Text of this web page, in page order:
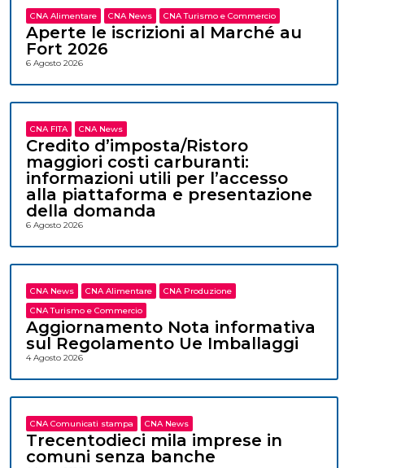
CNA Alimentare CNA News CNA Turismo e Commercio
Aperte le iscrizioni al Marché au
Fort 2026
6 Agosto 2026
CNA FITA CNA News
Credito d’imposta/Ristoro
maggiori costi carburanti:
informazioni utili per l’accesso
alla piattaforma e presentazione
della domanda
6 Agosto 2026
CNA News CNA Alimentare
CNA Produzione
CNA Turismo e Commercio
Aggiornamento Nota informativa
sul Regolamento Ue Imballaggi
4 Agosto 2026
CNA Comunicati stampa CNA News
Trecentodieci mila imprese in
comuni senza banche